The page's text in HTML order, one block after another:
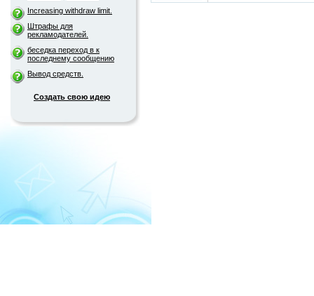
Increasing withdraw limit.
Штрафы для
рекламодателей.
беседка переход в к
последнему сообщению
Вывод средств.
Создать свою идею